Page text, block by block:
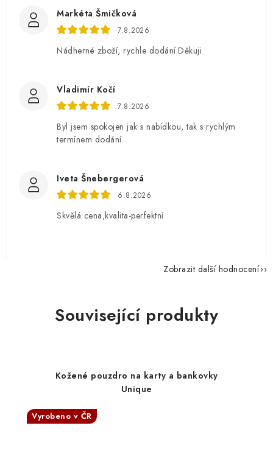
Markéta Šmičková
7.8.2026
Nádherné zboží, rychle dodání.Děkuji
Vladimír Kočí
7.8.2026
Byl jsem spokojen jak s nabídkou, tak s rychlým
termínem dodání.
Iveta Šnebergerová
6.8.2026
Skvělá cena,kvalita-perfektní
Zobrazit další hodnocení
Související produkty
Kožené pouzdro na karty a bankovky
Unique
Vyrobeno v ČR